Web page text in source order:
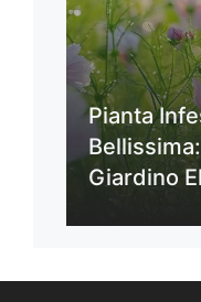
Pianta
Giardino